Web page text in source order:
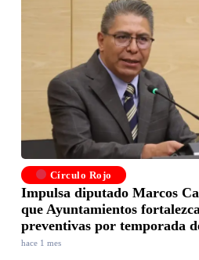
Círculo Rojo
Impulsa diputado Marcos
que Ayuntamientos
preventivas por temporada
hace 1 mes